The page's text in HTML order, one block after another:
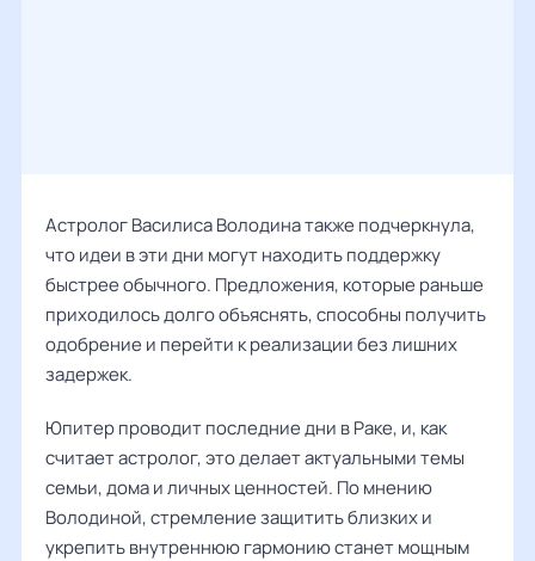
Астролог Василиса Володина также подчеркнула,
что идеи в эти дни могут находить поддержку
быстрее обычного. Предложения, которые раньше
приходилось долго объяснять, способны получить
одобрение и перейти к реализации без лишних
задержек.
Юпитер проводит последние дни в Раке, и, как
считает астролог, это делает актуальными темы
семьи, дома и личных ценностей. По мнению
Володиной, стремление защитить близких и
укрепить внутреннюю гармонию станет мощным